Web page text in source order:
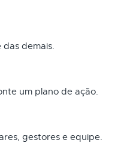
demais.
um plano de ação.
gestores e equipe.